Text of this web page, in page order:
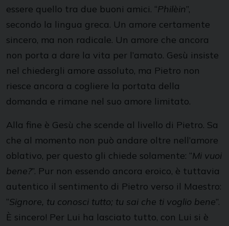
essere quello tra due buoni amici. “Philèin”,
secondo la lingua greca. Un amore certamente
sincero, ma non radicale. Un amore che ancora
non porta a dare la vita per l’amato. Gesù insiste
nel chiedergli amore assoluto, ma Pietro non
riesce ancora a cogliere la portata della
domanda e rimane nel suo amore limitato.
Alla fine è Gesù che scende al livello di Pietro. Sa
che al momento non può andare oltre nell’amore
oblativo, per questo gli chiede solamente: “Mi vuoi
bene?”. Pur non essendo ancora eroico, è tuttavia
autentico il sentimento di Pietro verso il Maestro:
“Signore, tu conosci tutto; tu sai che ti voglio bene”.
È sincero! Per Lui ha lasciato tutto, con Lui si è